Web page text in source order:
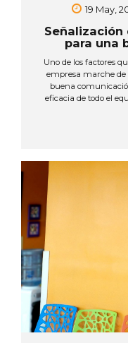
19 May,
para una
Uno de los factores
empresa marche
buena
eficacia de todo el
convertido en un reto
otros. Estos se han